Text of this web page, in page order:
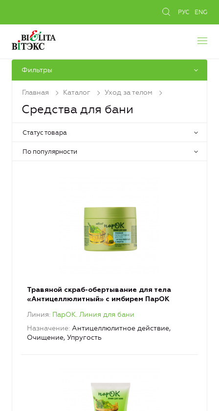
РУС ENG
Фильтры
Главная Каталог Уход за телом
Средства для бани
Статус товара
По популярности
Травяной скраб-обертывание для тела
«Антицеллюлитный» с имбирем ПарОК
Линия ПарОК. Линия для бани
Назначение Антицеллюлитное действие,
Очищение, Упругость